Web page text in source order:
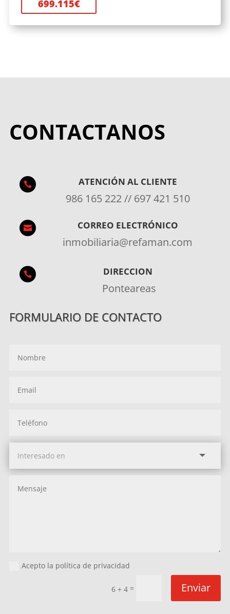
699.115€
CONTACTANOS
 ATENCIÓN AL CLIENTE
986 165 222 // 697 421 510
 CORREO ELECTRÓNICO
inmobiliaria@refaman.com
 DIRECCION
Ponteareas
FORMULARIO DE CONTACTO
Acepto la política de privacidad
6 + 4 = Enviar